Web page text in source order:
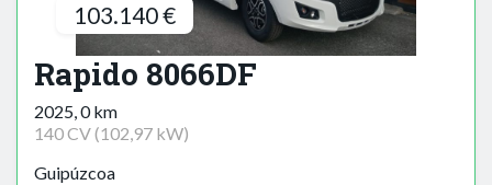
103.140 €
Rapido 8066DF
2025, 0 km
140 CV (102,97 kW)
Guipúzcoa